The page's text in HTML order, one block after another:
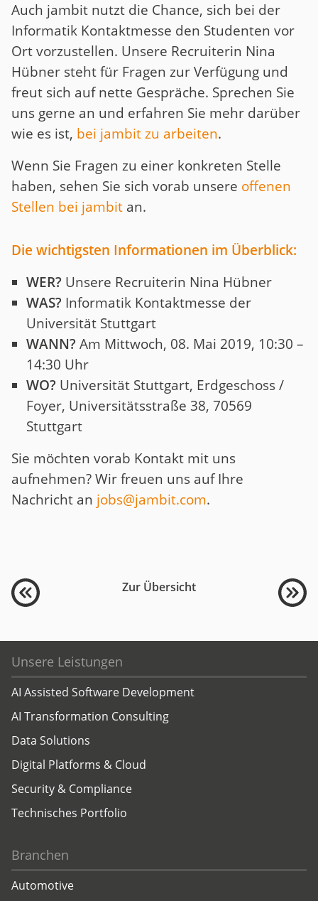
Auch jambit nutzt die Chance, sich bei der
Informatik Kontaktmesse den Studenten vor
Ort vorzustellen. Unsere Recruiterin Nina
Hübner steht für Fragen zur Verfügung und
freut sich auf nette Gespräche. Sprechen Sie
uns gerne an und erfahren Sie mehr darüber
wie es ist, bei jambit zu arbeiten.
Wenn Sie Fragen zu einer konkreten Stelle
haben, sehen Sie sich vorab unsere offenen
Stellen bei jambit an.
Die wichtigsten Informationen im Überblick:
WER? Unsere Recruiterin Nina Hübner
WAS? Informatik Kontaktmesse der
Universität Stuttgart
WANN? Am Mittwoch, 08. Mai 2019, 10:30 –
14:30 Uhr
WO? Universität Stuttgart, Erdgeschoss /
Foyer, Universitätsstraße 38, 70569
Stuttgart
Sie möchten vorab Kontakt mit uns
aufnehmen? Wir freuen uns auf Ihre
Nachricht an jobs@jambit.com.
Zur Übersicht
Unsere Leistungen
AI Assisted Software Development
AI Transformation Consulting
Data Solutions
Digital Platforms & Cloud
Security & Compliance
Technisches Portfolio
Branchen
Automotive